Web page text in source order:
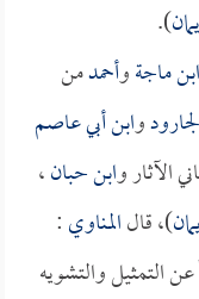
).
ابن ماجةوأحمدمن
وابن أبي عاصم
الآثار وابن حبان،
)، قالالمناوي:
التمثيل والتشويه